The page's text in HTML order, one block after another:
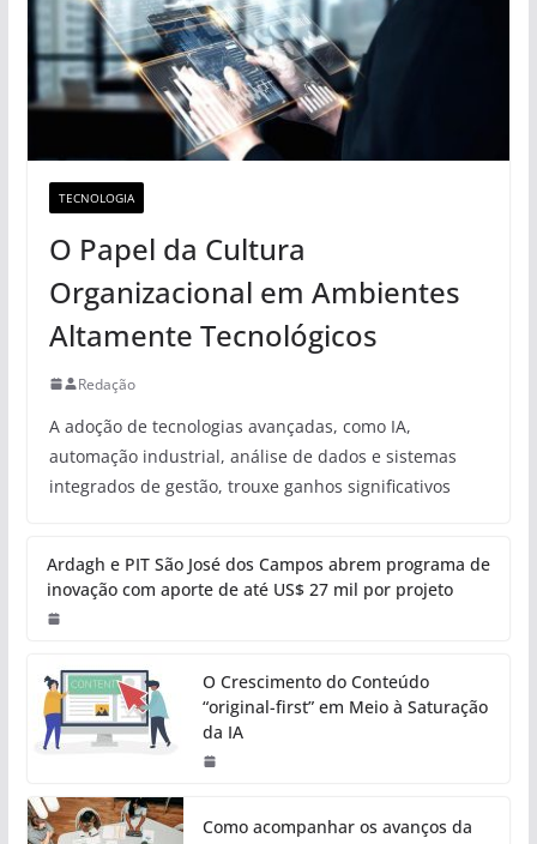
TECNOLOGIA
O Papel da Cultura
Organizacional em Ambientes
Altamente Tecnológicos
Redação
A adoção de tecnologias avançadas, como IA,
automação industrial, análise de dados e sistemas
integrados de gestão, trouxe ganhos significativos
Ardagh e PIT São José dos Campos abrem programa de
inovação com aporte de até US$ 27 mil por projeto
O Crescimento do Conteúdo
“original-first” em Meio à Saturação
da IA
Como acompanhar os avanços da